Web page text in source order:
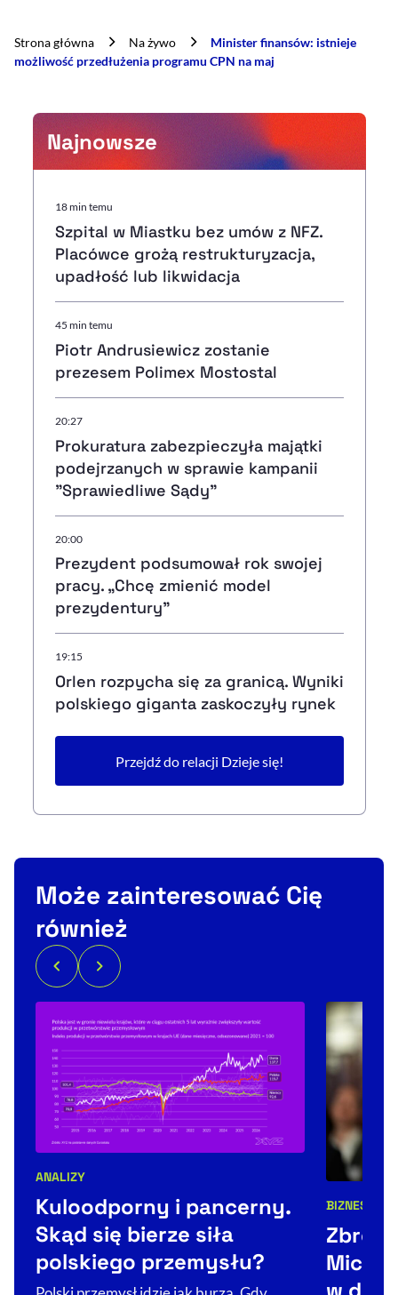
Najnowsze
18 min temu
Szpital w Miastku bez umów z NFZ.
Placówce grożą restrukturyzacja,
upadłość lub likwidacja
45 min temu
Piotr Andrusiewicz zostanie
prezesem Polimex Mostostal
20:27
Prokuratura zabezpieczyła majątki
podejrzanych w sprawie kampanii
"Sprawiedliwe Sądy"
20:00
Prezydent podsumował rok swojej
pracy. „Chcę zmienić model
prezydentury"
19:15
Orlen rozpycha się za granicą. Wyniki
polskiego giganta zaskoczyły rynek
Przejdź do relacji Dzieje się!
Strona główna Na żywo
Minister finansów: istnieje
możliwość przedłużenia programu CPN na maj
Może zainteresować Cię
również
ANALIZY
Kuloodporny i pancerny.
Skąd się bierze siła
polskiego przemysłu?
BIZNES